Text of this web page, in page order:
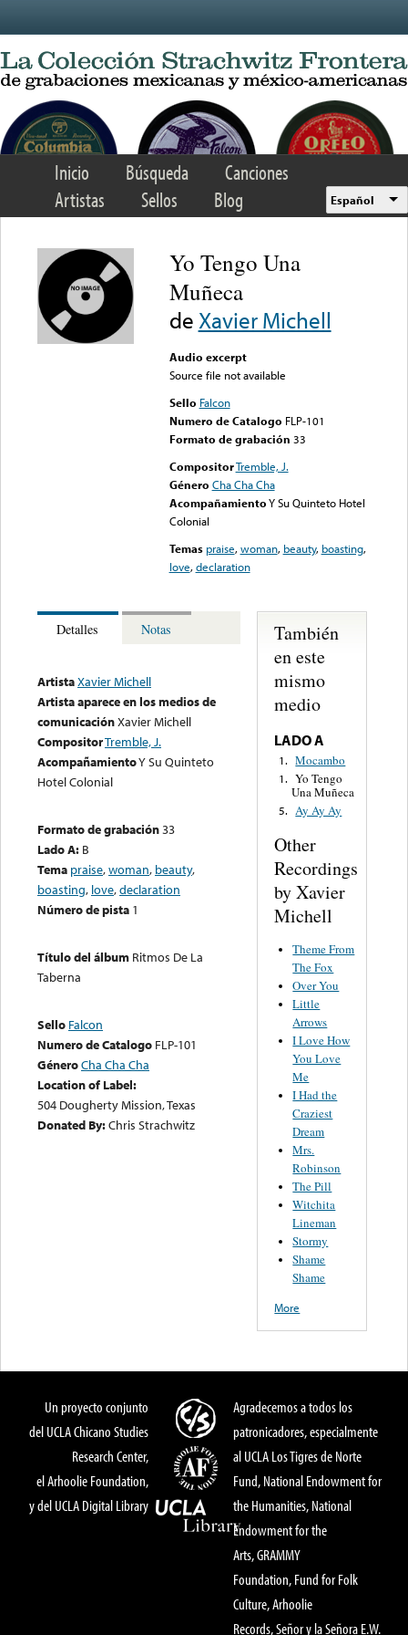
Inicio Búsqueda
Canciones
Artistas
Sellos Blog Español
Yo Tengo Una
Muñeca
de Xavier Michell
Audio excerpt
Source file not available
Sello Falcon
Numero de Catalogo FLP-101
Formato de grabación 33
CompositorTremble, J.
Género Cha Cha Cha
AcompañamientoY Su Quinteto Hotel
Colonial
Temas praise,woman, beauty, boasting,
love,declaration
Detalles Notas
ArtistaXavier Michell
Artista aparece en los medios de
comunicaciónXavier Michell
CompositorTremble, J.
AcompañamientoY Su Quinteto
Hotel Colonial
Formato de grabación33
Lado A: B
Tema praise,woman, beauty,
boasting, love,declaration
Número de pista 1
Título del álbum Ritmos De La
Taberna
Sello Falcon
Numero de Catalogo FLP-101
GéneroCha Cha Cha
Location of Label:
504 Dougherty Mission, Texas
Donated By:Chris Strachwitz
También
en este
mismo
medio
LADO A
1. Mocambo
1. Yo Tengo
Una Muñeca
5. Ay Ay Ay
Other
Recordings
by Xavier
Michell
Theme From
The Fox
Over You
Little
Arrows
I Love How
You Love
Me
I Had the
Craziest
Dream
Mrs.
Robinson
The Pill
Witchita
Lineman
Stormy
Shame
Shame
More
Un proyecto conjunto
del UCLA Chicano Studies
Research Center,
el Arhoolie Foundation,
y del UCLA Digital Library
Agradecemos a todos los
patronicadores, especialmente
al UCLA Los Tigres de Norte
Fund, National Endowment for
the Humanities, National
Endowment for the
Arts, GRAMMY
Foundation, Fund for Folk
Culture, Arhoolie
Records, Señor y la Señora E.W.